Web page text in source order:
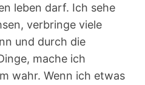
leben darf. Ich sehe
verbringe viele
und durch die
mache ich
wahr. Wenn ich etwas